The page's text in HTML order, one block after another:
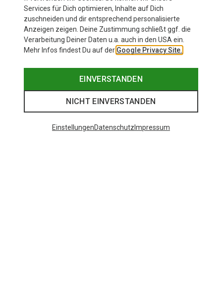
Services für Dich optimieren, Inhalte auf Dich
zuschneiden und dir entsprechend personalisierte
Anzeigen zeigen. Deine Zustimmung schließt ggf. die
Verarbeitung Deiner Daten u.a. auch in den USA ein.
Mehr Infos findest Du auf der Google Privacy Site.
EINVERSTANDEN
NICHT EINVERSTANDEN
EinstellungenDatenschutz Impressum